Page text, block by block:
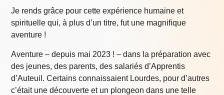
Je rends grâce pour cette expérience humaine et
spirituelle qui, à plus d’un titre, fut une magnifique
aventure !
Aventure – depuis mai 2023 ! – dans la préparation avec
des jeunes, des parents, des salariés d’Apprentis
d’Auteuil. Certains connaissaient Lourdes, pour d’autres
c’était une découverte et un plongeon dans une telle